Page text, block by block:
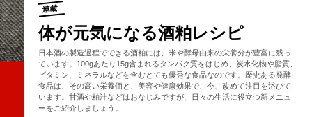
連載
体が元気になる酒粕レシピ
日本酒の製造過程でできる酒粕には、米や酵母由来の栄養分が豊富に残っ
ています。100gあたり15g含まれるタンパク質をはじめ、炭水化物や脂質、
ビタミン、ミネラルなどを含むとても優秀な食品なのです。歴史ある発酵
食品は、その高い栄養価と、美容や健康効果で、今、改めて注目を浴びて
います。甘酒や粕汁などはおなじみですが、日々の生活に役立つ新メニュ
ーをご紹介しましょう。